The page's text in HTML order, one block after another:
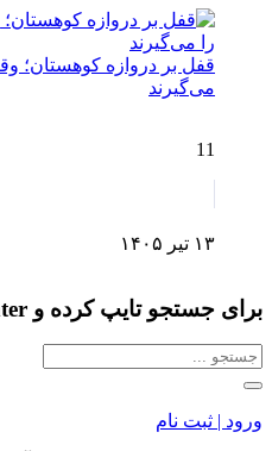
قفل بر دروازه کوهستان؛
می‌گیرند
11
۱۳ تیر ۱۴۰۵
برای جستجو تایپ کرده و Enter را بزنید
ورود | ثبت نام